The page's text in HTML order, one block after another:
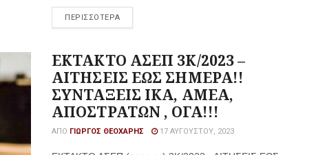
ΠΕΡΙΣΣΟΤΕΡΑ
ΕΚΤΑΚΤΟ ΑΣΕΠ 3Κ/2023 –
ΑΙΤΗΣΕΙΣ ΕΩΣ ΣΗΜΕΡΑ!!
ΣΥΝΤΑΞΕΙΣ ΙΚΑ, ΑΜΕΑ,
ΑΠΟΣΤΡΑΤΩΝ , ΟΓΑ!!!
ΑΠΌ ΓΙΏΡΓΟΣ ΘΕΟΧΆΡΗΣ 17 ΑΥΓΟΎΣΤΟΥ, 2023